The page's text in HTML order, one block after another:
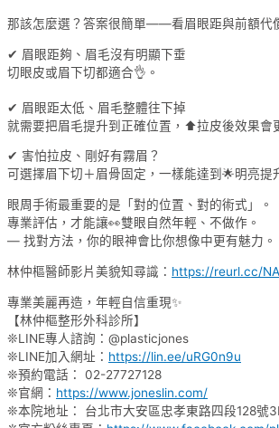
那該怎麼選？答案很簡單——看眉眼距與前額代
✔ 眉眼距夠、眉毛沒有明顯下垂
切眼皮或眉下切都適合👌。
✔ 眉眼距太低、眉毛整體往下掉
就需要把眉毛提升到正確位置，⬆️拉皮後效果會
✔ 害怕拉皮、剛好有霧眉？
可選擇眉下切＋眉骨固定，一樣能達到🌟明亮提
眼周手術最重要的是「對的位置、對的術式」。
專業評估，才能讓👀雙眼自然年輕、不做作。
— 找對方法，你的眼神會比你想像中更有魅力。
林仲樞醫師影片美貌知尋識： https://reurl.cc/
專業美麗再造，年輕自信重現✨
【林仲樞整形外科診所】
❊LINE專人諮詢：@plasticjones
❊LINE加入網址： https://lin.ee/uRG0n9u
❊預約電話： 02-27727128
❊官網： https://www.joneslin.com/
❊本院地址： 台北市大安區忠孝東路四段128號